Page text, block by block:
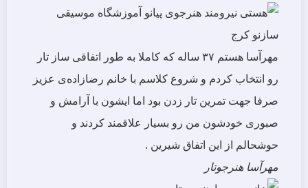
مهرآسا هستم ۳۷ ساله که کاملا به طور اتفاقی ساز تار
رو انتخاب کردم و شروع کلاسم با خانم رضازاده‌ی عزیز
صرفا جهت تمرین تار زدن بود اما ایشون با آرامش و
صبوری خودشون من رو بسیار علاقمند کردند و
حوشحالم از این اتفاق شیرین .
مهرآسا هنرجوتار